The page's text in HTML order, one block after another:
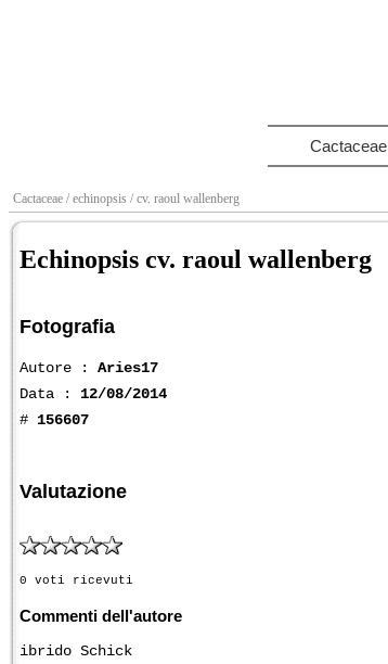
Cactaceae
Cactaceae / echinopsis / cv. raoul wallenberg
Echinopsis cv. raoul wallenberg
Fotografia
Autore : Aries17
Data : 12/08/2014
# 156607
Valutazione
0 voti ricevuti
Commenti dell'autore
ibrido Schick